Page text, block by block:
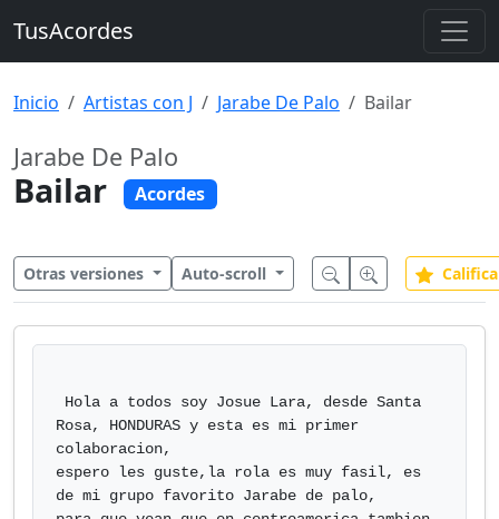
TusAcordes
Inicio Artistas con J Jarabe De Palo Bailar
Jarabe De Palo
Bailar Acordes
Otras versiones Auto-scroll
Rosa, HONDURAS y esta es mi primer
colaboracion,
espero les guste,la rola es muy fasil, es
de mi grupo favorito Jarabe de palo,